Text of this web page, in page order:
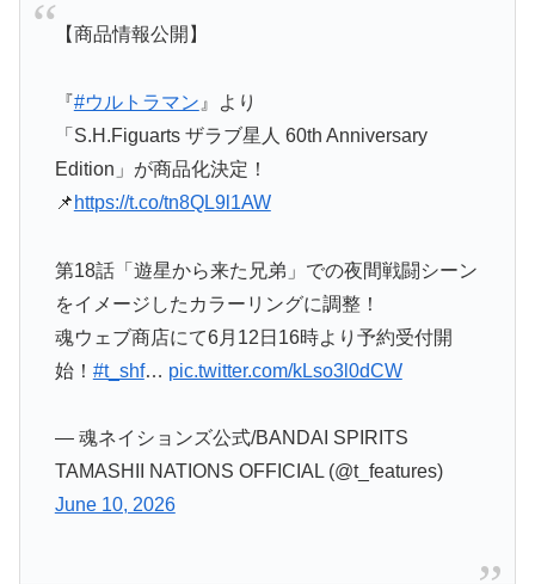
【商品情報公開】
『#ウルトラマン 』より
「S.H.Figuarts ザラブ星人 60th Anniversary
Edition」が商品化決定！
📌 https://t.co/tn8QL9l1AW
第18話「遊星から来た兄弟」での夜間戦闘シーン
をイメージしたカラーリングに調整！
魂ウェブ商店にて6月12日16時より予約受付開
始！ #t_shf… pic.twitter.com/kLso3l0dCW
— 魂ネイションズ公式/BANDAI SPIRITS
TAMASHII NATIONS OFFICIAL (@t_features)
June 10, 2026